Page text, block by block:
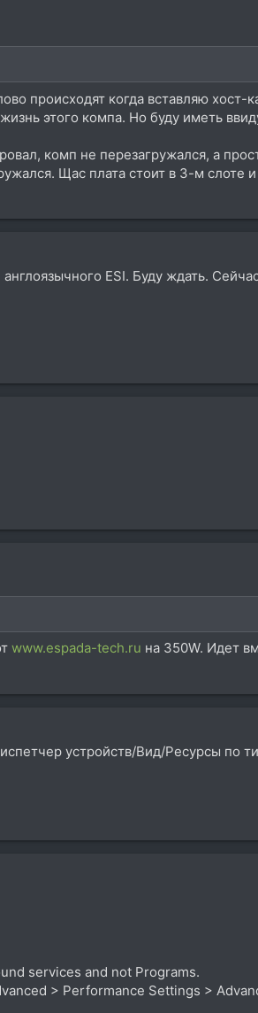
происходят когда вставляю
этого компа. Но буду иметь
комп не перезагружался, а
Щас плата стоит в 3-м
ESI. Буду ждать.
www.espada-tech.ru на 350W. Идет
устройств/Вид/Ресурсы по
services and not Programs.
> Performance Settings >